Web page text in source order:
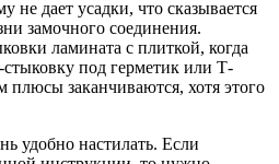
не дает усадки, что сказывается
замочного соединения.
ламината с плиткой, когда
под герметик или Т-
заканчиваются, хотя этого
удобно настилать. Если